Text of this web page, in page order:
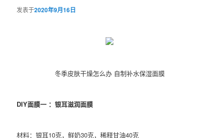
发表于2020年9月16日
冬季皮肤干燥怎么办 自制补水保湿面膜
DIY面膜一 ：银耳滋润面膜
材料：银耳10克，鲜奶30克，稀释甘油40克